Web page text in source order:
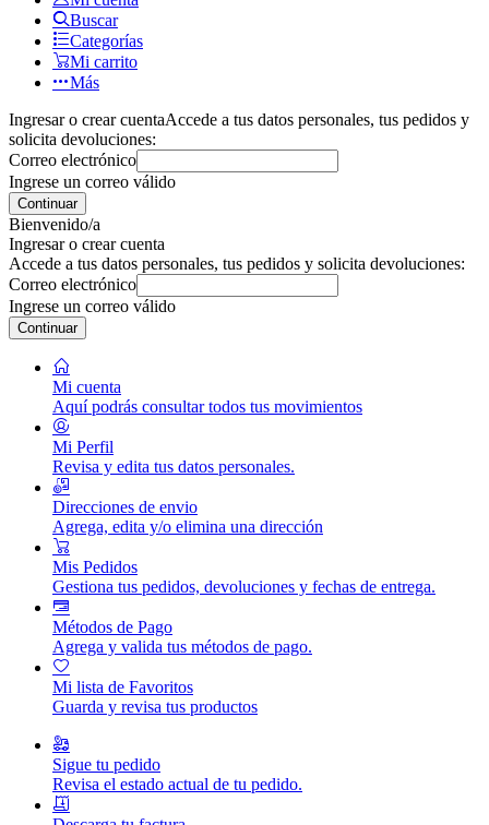
Buscar
Categorías
Mi carrito
Más
Ingresar o crear cuentaAccede a tus datos personales, tus pedidos y
solicita devoluciones:
Correo electrónico
Ingrese un correo válido
Continuar
Bienvenido/a
Ingresar o crear cuenta
Accede a tus datos personales, tus pedidos y solicita devoluciones:
Correo electrónico
Ingrese un correo válido
Continuar
Mi cuenta
Aquí podrás consultar todos tus movimientos
Mi Perfil
Revisa y edita tus datos personales.
Direcciones de envio
Agrega, edita y/o elimina una dirección
Mis Pedidos
Gestiona tus pedidos, devoluciones y fechas de entrega.
Métodos de Pago
Agrega y valida tus métodos de pago.
Mi lista de Favoritos
Guarda y revisa tus productos
Sigue tu pedido
Revisa el estado actual de tu pedido.